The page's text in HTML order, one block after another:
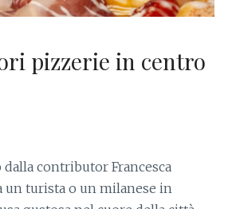
pizzerie in centro
contributor Francesca
un turista o un milanese in